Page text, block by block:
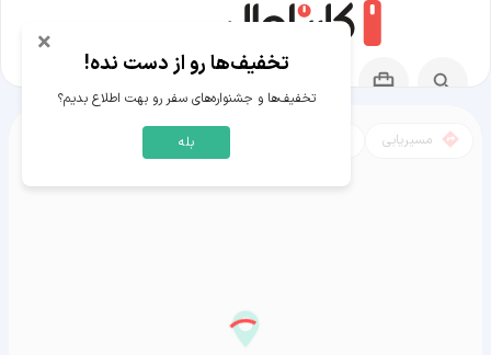
مسیریابی
× تخفیف‌ها رو از دست نده!
تخفیف‌ها و جشنواره‌های سفر رو بهت اطلاع بدیم؟
بله